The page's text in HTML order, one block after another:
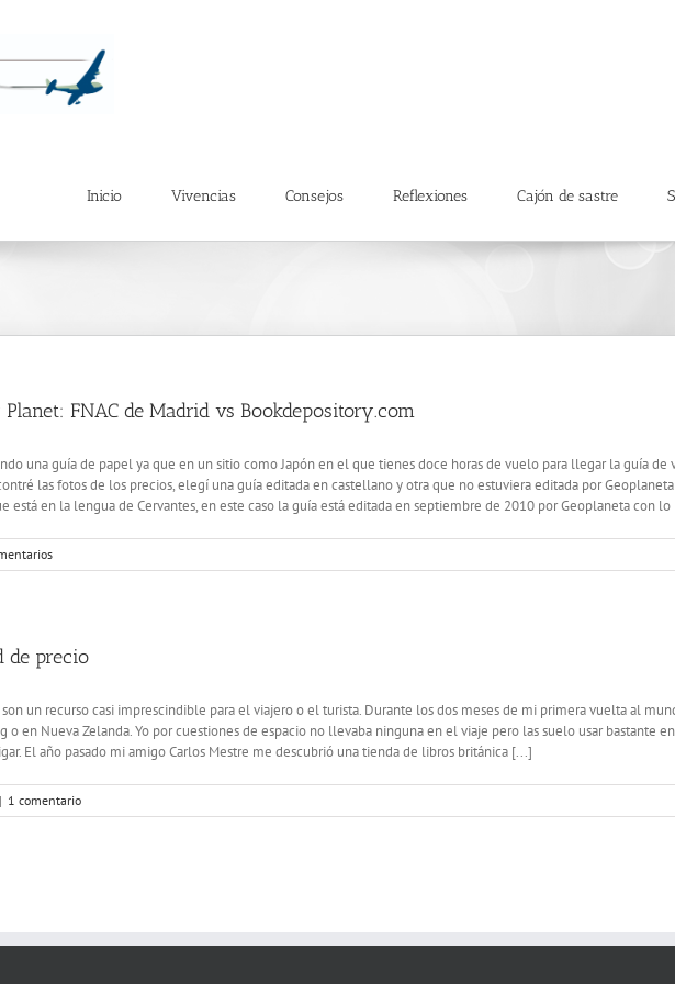
Inicio Vivencias Consejos Reflexiones Cajón de sastre
FNAC de Madrid vs Bookdepository.com
una guía de papel ya que en un sitio como Japón en el que tienes doce horas de vuelo para llegar la guía de
las fotos de los precios, elegí una guía editada en castellano y otra que no estuviera editada por
está en la lengua de Cervantes, en este caso la guía está editada en septiembre de 2010 por Geoplaneta con lo
de precio
un recurso casi imprescindible para el viajero o el turista. Durante los dos meses de mi primera vuelta al
o en Nueva Zelanda. Yo por cuestiones de espacio no llevaba ninguna en el viaje pero las suelo usar bastante
El año pasado mi amigo Carlos Mestre me descubrió una tienda de libros británica [...]
| 1 comentario